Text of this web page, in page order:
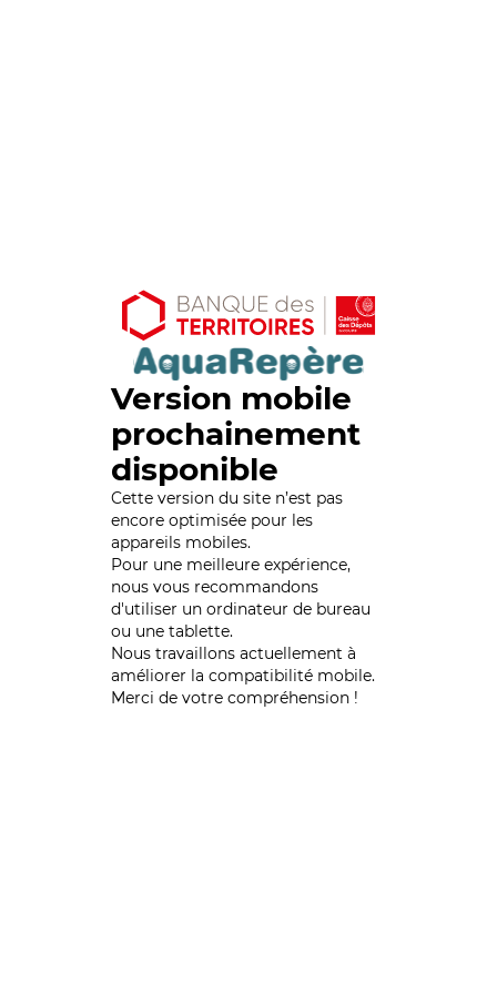
Version mobile
prochainement
disponible
Cette version du site n’est pas
encore optimisée pour les
appareils mobiles.
Pour une meilleure expérience,
nous vous recommandons
d'utiliser un ordinateur de bureau
ou une tablette.
Nous travaillons actuellement à
améliorer la compatibilité mobile.
Merci de votre compréhension !